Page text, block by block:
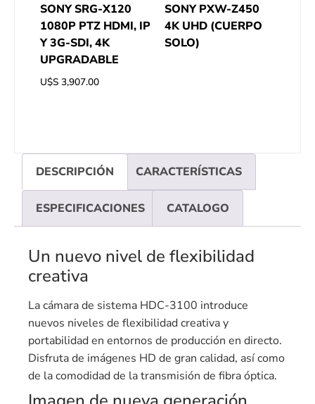
SONY SRG-X120
1080P PTZ HDMI, IP
Y 3G-SDI, 4K
UPGRADABLE
U$S 3,907.00
SONY PXW-Z450
4K UHD (CUERPO
SOLO)
DESCRIPCIÓN CARACTERÍSTICAS
ESPECIFICACIONES CATALOGO
Un nuevo nivel de flexibilidad
creativa
La cámara de sistema HDC-3100 introduce
nuevos niveles de flexibilidad creativa y
portabilidad en entornos de producción en directo.
Disfruta de imágenes HD de gran calidad, así como
de la comodidad de la transmisión de fibra óptica.